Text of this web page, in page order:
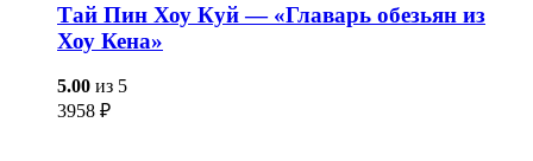
Тай Пин Хоу Куй — «Главарь обезьян из
Хоу Кена»
5.00 из 5
3958 ₽